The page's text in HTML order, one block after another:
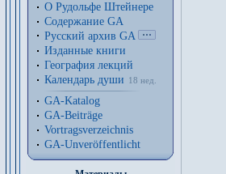
О Рудольфе Штейнере
Содержание GA
Русский архив GA
Изданные книги
География лекций
Календарь души
18 нед.
GA-Katalog
GA-Beiträge
Vortragsverzeichnis
GA-Unveröffentlicht